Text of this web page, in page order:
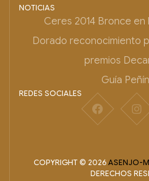
NOTICIAS
Ceres 2014 Bronce en
Dorado reconocimiento
premios
Guía
REDES SOCIALES
COPYRIGHT © 2026 ASENJO-
DERECHOS